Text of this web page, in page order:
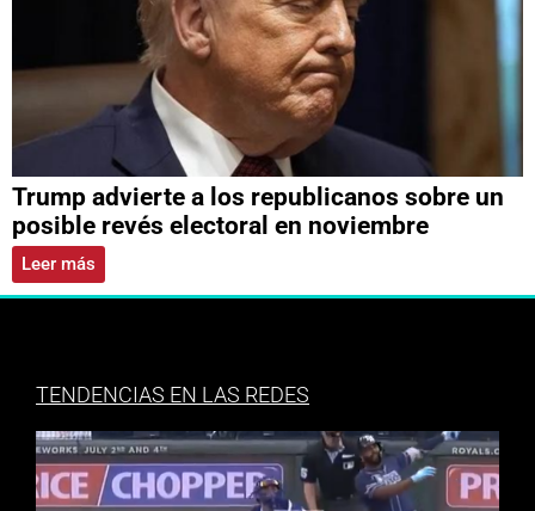
Trump advierte a los republicanos sobre un
posible revés electoral en noviembre
Leer más
TENDENCIAS EN LAS REDES